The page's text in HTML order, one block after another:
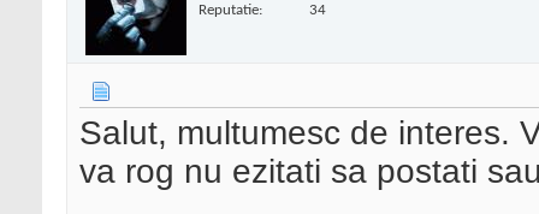
Reputatie: 34
Salut, multumesc de interes.
va rog nu ezitati sa postati